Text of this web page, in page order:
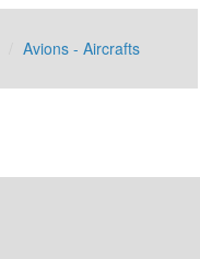
Avions - Aircrafts